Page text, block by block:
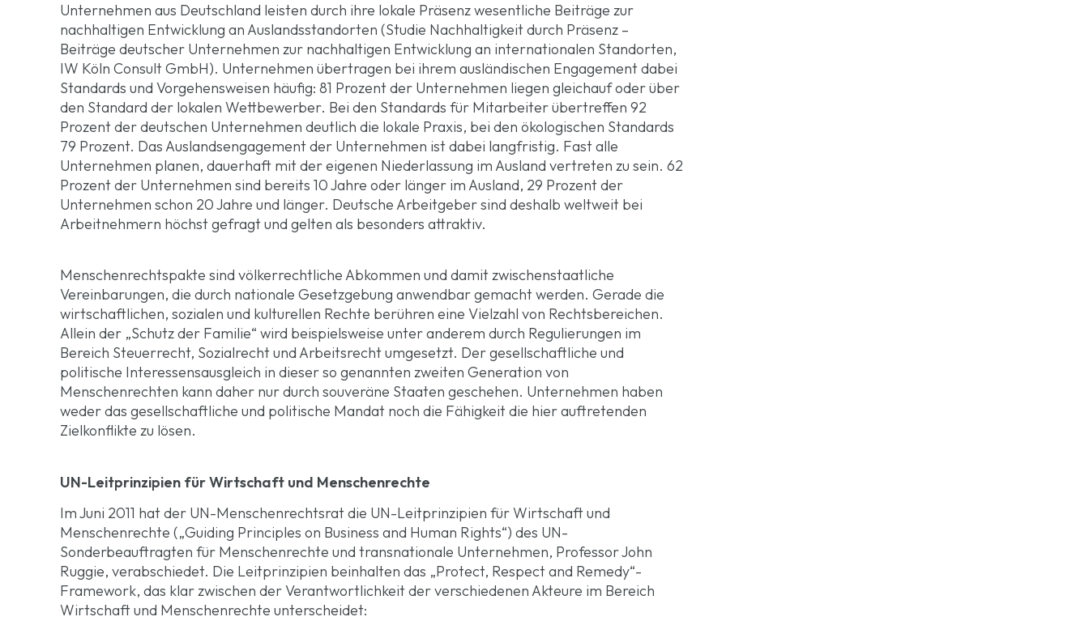
Unternehmen aus Deutschland leisten durch ihre lokale Präsenz wesentliche Beiträge zur
nachhaltigen Entwicklung an Auslandsstandorten (Studie Nachhaltigkeit durch Präsenz –
Beiträge deutscher Unternehmen zur nachhaltigen Entwicklung an internationalen Standorten,
IW Köln Consult GmbH). Unternehmen übertragen bei ihrem ausländischen Engagement dabei
Standards und Vorgehensweisen häufig: 81 Prozent der Unternehmen liegen gleichauf oder über
den Standard der lokalen Wettbewerber. Bei den Standards für Mitarbeiter übertreffen 92
Prozent der deutschen Unternehmen deutlich die lokale Praxis, bei den ökologischen Standards
79 Prozent. Das Auslandsengagement der Unternehmen ist dabei langfristig. Fast alle
Unternehmen planen, dauerhaft mit der eigenen Niederlassung im Ausland vertreten zu sein. 62
Prozent der Unternehmen sind bereits 10 Jahre oder länger im Ausland, 29 Prozent der
Unternehmen schon 20 Jahre und länger. Deutsche Arbeitgeber sind deshalb weltweit bei
Arbeitnehmern höchst gefragt und gelten als besonders attraktiv.
Menschenrechtspakte sind völkerrechtliche Abkommen und damit zwischenstaatliche
Vereinbarungen, die durch nationale Gesetzgebung anwendbar gemacht werden. Gerade die
wirtschaftlichen, sozialen und kulturellen Rechte berühren eine Vielzahl von Rechtsbereichen.
Allein der „Schutz der Familie“ wird beispielsweise unter anderem durch Regulierungen im
Bereich Steuerrecht, Sozialrecht und Arbeitsrecht umgesetzt. Der gesellschaftliche und
politische Interessensausgleich in dieser so genannten zweiten Generation von
Menschenrechten kann daher nur durch souveräne Staaten geschehen. Unternehmen haben
weder das gesellschaftliche und politische Mandat noch die Fähigkeit die hier auftretenden
Zielkonflikte zu lösen.
UN-Leitprinzipien für Wirtschaft und Menschenrechte
Im Juni 2011 hat der UN-Menschenrechtsrat die UN-Leitprinzipien für Wirtschaft und
Menschenrechte („Guiding Principles on Business and Human Rights“) des UN-
Sonderbeauftragten für Menschenrechte und transnationale Unternehmen, Professor John
Ruggie, verabschiedet. Die Leitprinzipien beinhalten das „Protect, Respect and Remedy“-
Framework, das klar zwischen der Verantwortlichkeit der verschiedenen Akteure im Bereich
Wirtschaft und Menschenrechte unterscheidet: